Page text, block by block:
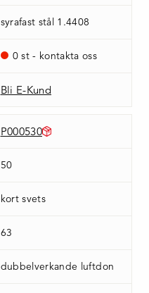
syrafast stål 1.4408
0 st - kontakta oss
Bli E-Kund
P000530
50
kort svets
63
dubbelverkande luftdon